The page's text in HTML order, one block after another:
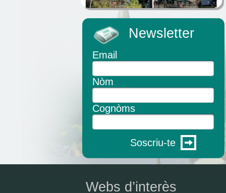
Newsletter
Email
Nòm
Cognòms
Soscriu-te
Webs d’interès